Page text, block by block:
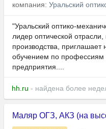
компания: Уральский
"Уральский оптико-
лидер оптической
производства, приглашает
обучением по профессиям
предприятия....
hh.ru - найдена более
Маляр ОГЗ, АКЗ (на